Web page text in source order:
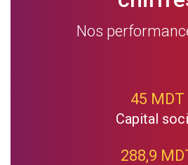
Nos
45 MDT
Capital
288,9